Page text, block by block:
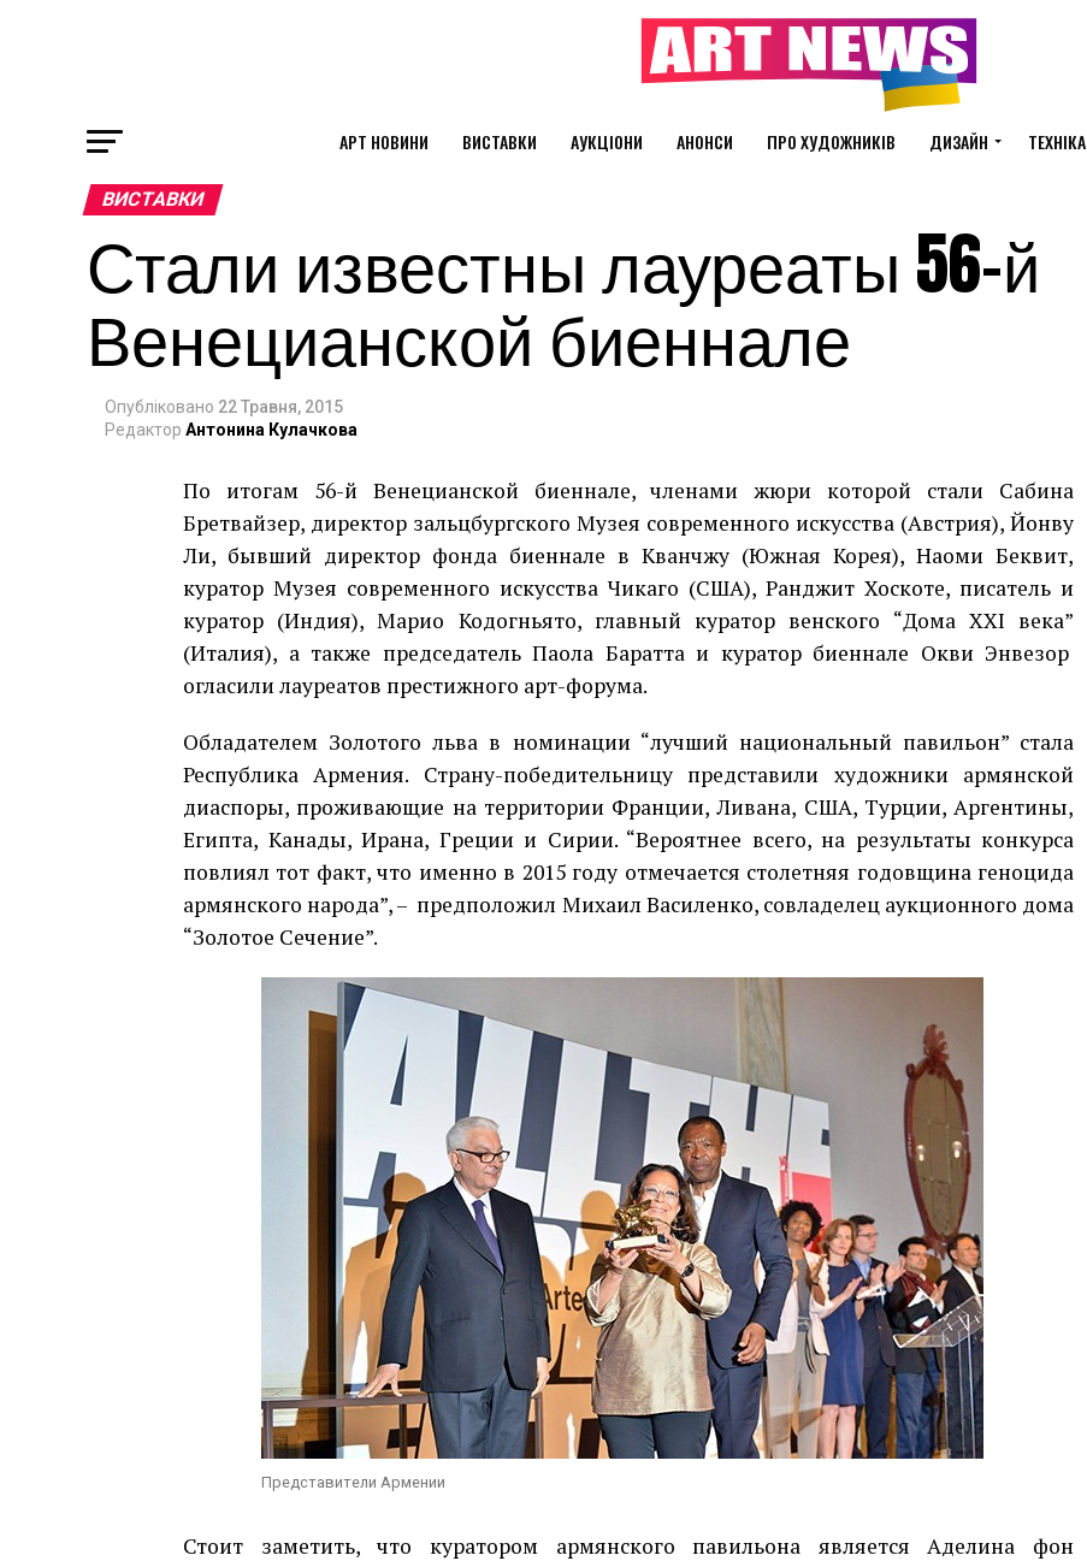
АРТ НОВИНИ ВИСТАВКИ АУКЦІОНИ АНОНСИ ПРО ХУДОЖНИКІВ ДИЗАЙН ТЕХНІКА
ВИСТАВКИ
Стали известны лауреаты 56-й
Венецианской биеннале
Опубліковано 22 Травня, 2015
Редактор Антонина Кулачкова
По итогам 56-й Венецианской биеннале, членами жюри которой стали Сабина
Бретвайзер, директор зальцбургского Музея современного искусства (Австрия), Йонву
Ли, бывший директор фонда биеннале в Кванчжу (Южная Корея), Наоми Беквит,
куратор Музея современного искусства Чикаго (США), Ранджит Хоскоте, писатель и
куратор (Индия), Марио Кодогньято, главный куратор венского “Дома XXI века”
(Италия), а также председатель Паола Баратта и куратор биеннале Окви Энвезор
огласили лауреатов престижного арт-форума.
Обладателем Золотого льва в номинации “лучший национальный павильон” стала
Республика Армения. Страну-победительницу представили художники армянской
диаспоры, проживающие на территории Франции, Ливана, США, Турции, Аргентины,
Египта, Канады, Ирана, Греции и Сирии. “Вероятнее всего, на результаты конкурса
повлиял тот факт, что именно в 2015 году отмечается столетняя годовщина геноцида
армянского народа”, – предположил Михаил Василенко, совладелец аукционного дома
“Золотое Сечение”.
Представители Армении
Стоит заметить, что куратором армянского павильона является Аделина фон